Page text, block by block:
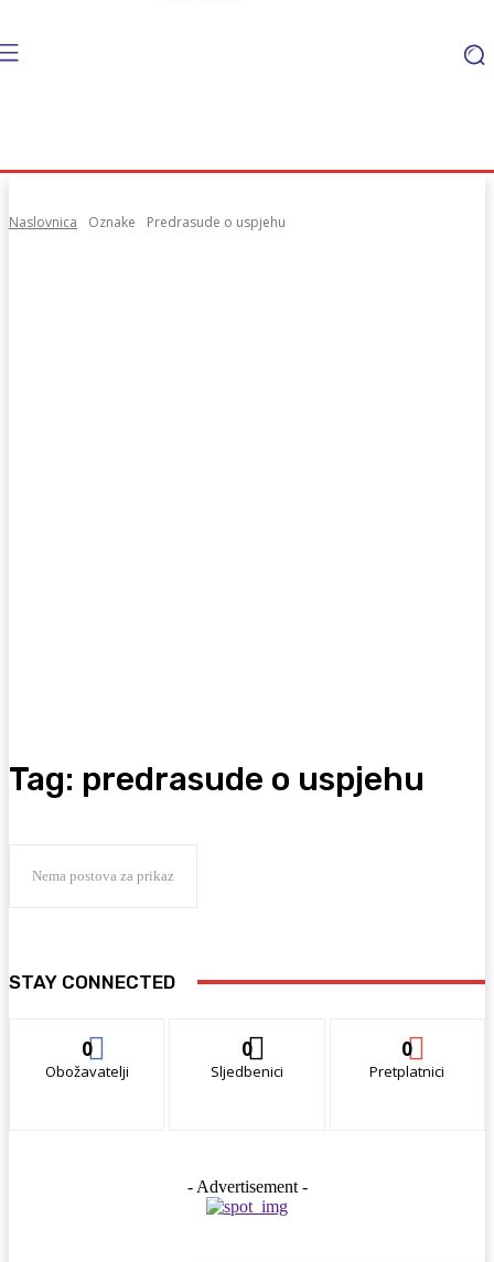
Naslovnica Oznake Predrasude o uspjehu
Tag: predrasude o uspjehu
Nema postova za prikaz
STAY CONNECTED
0
Obožavatelji
0
Sljedbenici
0
Pretplatnici
- Advertisement -